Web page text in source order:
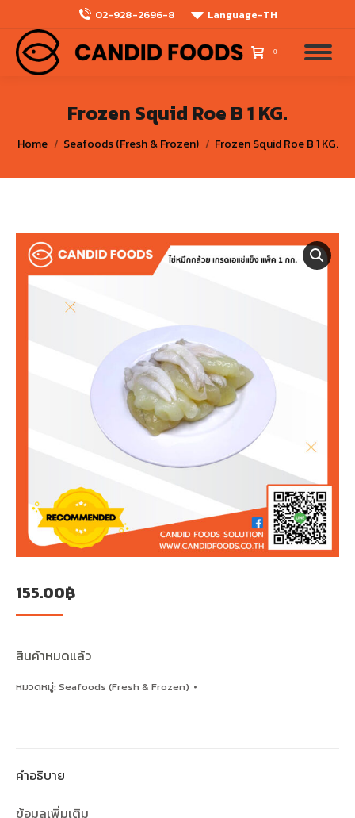
02-928-2696-8 Language-TH
0
Frozen Squid Roe B 1 KG.
You are here:
Home Seafoods (Fresh & Frozen) Frozen Squid Roe B 1 KG.
155.00฿
สินค้าหมดแล้ว
หมวดหมู่: Seafoods (Fresh & Frozen)
คำอธิบาย
ข้อมูลเพิ่มเติม